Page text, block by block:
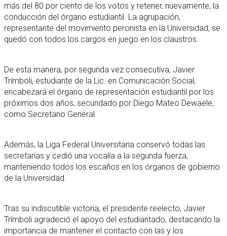
más del 80 por ciento de los votos y retener, nuevamente, la
conducción del órgano estudiantil. La agrupación,
representante del movimiento peronista en la Universidad, se
quedó con todos los cargos en juego en los claustros.
De esta manera, por segunda vez consecutiva, Javier
Trímboli, estudiante de la Lic. en Comunicación Social,
encabezará el órgano de representación estudiantil por los
próximos dos años, secundado por Diego Mateo Dewaele,
como Secretario General.
Además, la Liga Federal Universitaria conservó todas las
secretarías y cedió una vocalía a la segunda fuerza,
manteniendo todos los escaños en los órganos de gobierno
de la Universidad.
Tras su indiscutible victoria, el presidente reelecto, Javier
Trímboli agradeció el apoyo del estudiantado, destacando la
importancia de mantener el contacto con las y los